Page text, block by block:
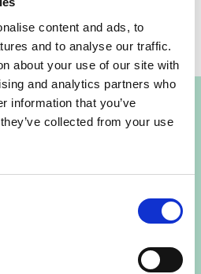
content and ads, to
and to analyse our traffic.
about your use of our site with
and analytics partners who
information that you’ve
collected from your use
så får du hjälp
besiktning, behöver ni se
har ni fått anmärkningar